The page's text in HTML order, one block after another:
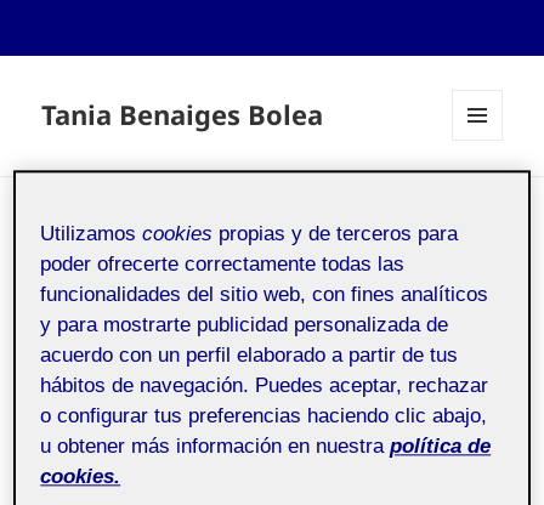
Tania Benaiges Bolea
Y
PRESENTACIÓ TANIA
BENAIGES BOLEA
Sociologia General Pública
Hola companys;
El meu nom és Tania tinc 38 anys i soc estudiant del
Utilizamoscookies propias y de terceros para
poder ofrecerte correctamente todas las
funcionalidades del sitio web, con fines analíticos
y para mostrarte publicidad personalizada de
acuerdo con un perfil elaborado a partir de tus
hábitos de navegación. Puedes aceptar, rechazar
o configurar tus preferencias haciendo clic abajo,
u obtener más información en nuestra política de
cookies.